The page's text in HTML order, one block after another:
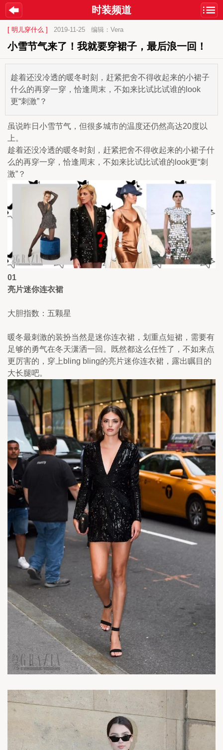
时装频道
[ 明儿穿什么 ] 2019-11-25 编辑：Vera
小雪节气来了！我就要穿裙子，最后浪一回！
趁着还没冷透的暖冬时刻，赶紧把舍不得收起来的小裙子
什么的再穿一穿，恰逢周末，不如来比试比试谁的look
更“刺激”？
虽说昨日小雪节气，但很多城市的温度还仍然高达20度以
上。
趁着还没冷透的暖冬时刻，赶紧把舍不得收起来的小裙子什
么的再穿一穿，恰逢周末，不如来比试比试谁的look更“刺
激”？
01
亮片迷你连衣裙
大胆指数：五颗星
暖冬最刺激的装扮当然是迷你连衣裙，划重点短裙，需要有
足够的勇气在冬天潇洒一回。既然都这么任性了，不如来点
更厉害的，穿上bling bling的亮片迷你连衣裙，露出瞩目的
大长腿吧。